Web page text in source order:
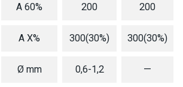
A 60% 200 200
A X% 300(30%) 300(30%)
Ø mm 0,6-1,2 —